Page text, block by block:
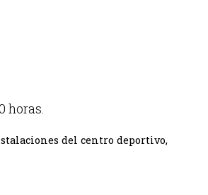
horas.
del centro deportivo,